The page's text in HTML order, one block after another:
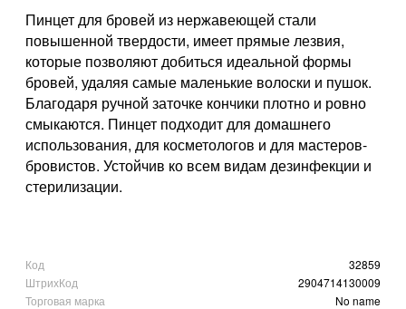
Пинцет для бровей из нержавеющей стали
повышенной твердости, имеет прямые лезвия,
которые позволяют добиться идеальной формы
бровей, удаляя самые маленькие волоски и пушок.
Благодаря ручной заточке кончики плотно и ровно
смыкаются. Пинцет подходит для домашнего
использования, для косметологов и для мастеров-
бровистов. Устойчив ко всем видам дезинфекции и
стерилизации.
Код
32859
ШтрихКод
2904714130009
Торговая марка
No name